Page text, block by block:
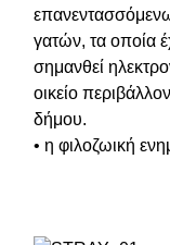
γατών, τα οποία
σημανθεί
οικείο
δήμου.
• η φιλοζωική